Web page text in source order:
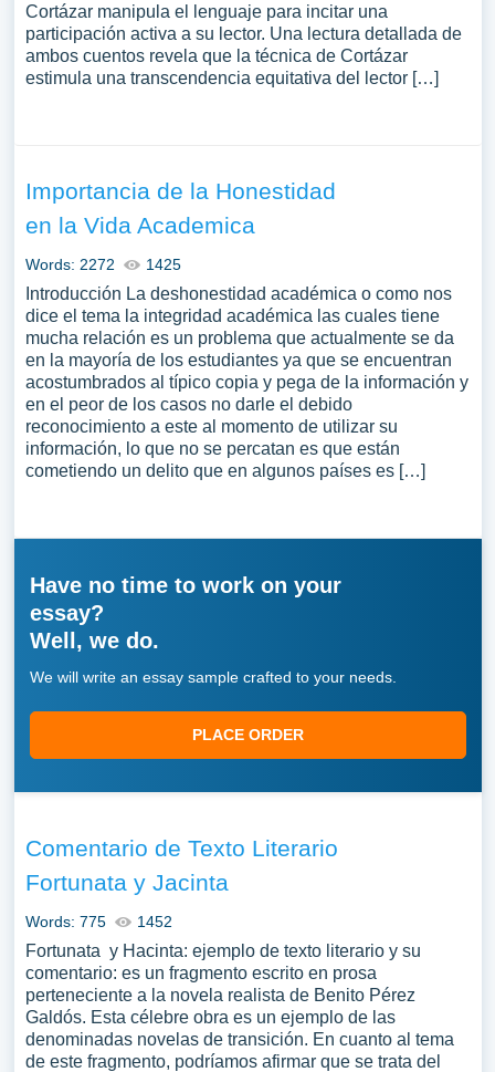
Cortázar manipula el lenguaje para incitar una
participación activa a su lector. Una lectura detallada de
ambos cuentos revela que la técnica de Cortázar
estimula una transcendencia equitativa del lector […]
Importancia de la Honestidad
en la Vida Academica
Words: 2272 1425
Introducción La deshonestidad académica o como nos
dice el tema la integridad académica las cuales tiene
mucha relación es un problema que actualmente se da
en la mayoría de los estudiantes ya que se encuentran
acostumbrados al típico copia y pega de la información y
en el peor de los casos no darle el debido
reconocimiento a este al momento de utilizar su
información, lo que no se percatan es que están
cometiendo un delito que en algunos países es […]
Have no time to work on your
essay?
Well, we do.
We will write an essay sample crafted to your needs.
PLACE ORDER
Comentario de Texto Literario
Fortunata y Jacinta
Words: 775 1452
Fortunata y Hacinta: ejemplo de texto literario y su
comentario: es un fragmento escrito en prosa
perteneciente a la novela realista de Benito Pérez
Galdós. Esta célebre obra es un ejemplo de las
denominadas novelas de transición. En cuanto al tema
de este fragmento, podríamos afirmar que se trata del